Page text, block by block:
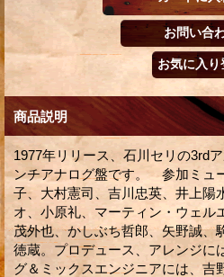
商品説明
1977年リリース、石川セリの3rd
ンチアナログ盤です。 参加ミュ
子、大村憲司、吉川忠英、井上陽
オ、小原礼、マーティン・ウェル
茂外也、かしぶち哲郎、矢野誠、
徳蔵。プロデュース、アレンジに
グ＆ミックスエンジニアには、吉